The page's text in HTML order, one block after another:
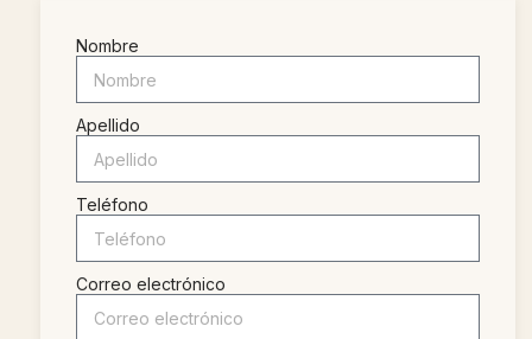
Nombre
Apellido
Teléfono
Correo electrónico